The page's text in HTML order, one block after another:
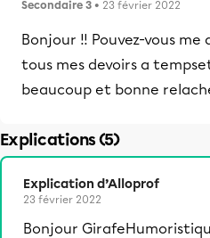
Secondaire 3 • 23 février 2022
Bonjour !! Pouvez-vous
tous mes devoirs a
beaucoup et bonne
Explications (5)
Explication d’Alloprof
23 février 2022
Bonjour